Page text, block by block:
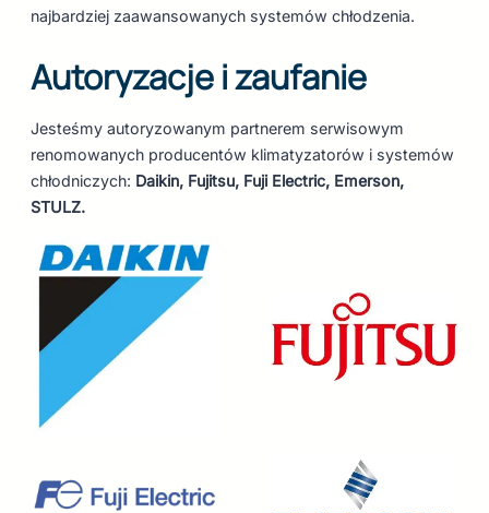
najbardziej zaawansowanych systemów chłodzenia.
Autoryzacje i zaufanie
Jesteśmy autoryzowanym partnerem serwisowym
renomowanych producentów klimatyzatorów i systemów
chłodniczych: Daikin, Fujitsu, Fuji Electric, Emerson,
STULZ.